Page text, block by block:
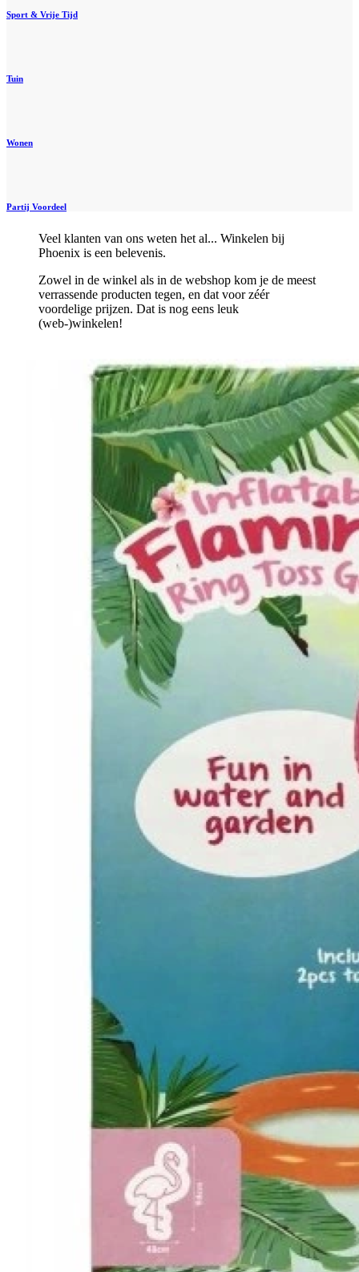
Sport & Vrije Tijd
Tuin
Wonen
Partij Voordeel
Veel klanten van ons weten het al... Winkelen bij
Phoenix is een belevenis.
Zowel in de winkel als in de webshop kom je de meest
verrassende producten tegen, en dat voor zéér
voordelige prijzen. Dat is nog eens leuk
(web-)winkelen!